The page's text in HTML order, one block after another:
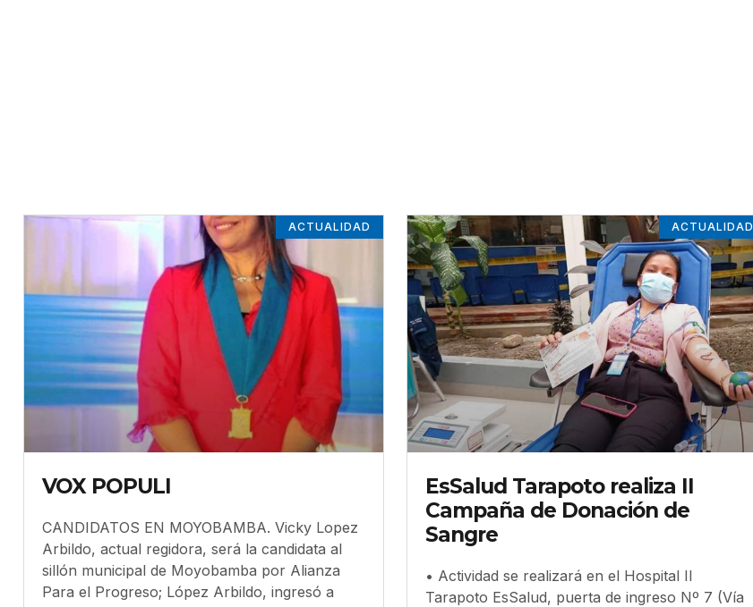
ACTUALIDAD
VOX POPULI
CANDIDATOS EN MOYOBAMBA. Vicky Lopez
Arbildo, actual regidora, será la candidata al
sillón municipal de Moyobamba por Alianza
Para el Progreso; López Arbildo, ingresó a
ACTUALIDAD
EsSalud Tarapoto realiza II
Campaña de Donación de
Sangre
• Actividad se realizará en el Hospital II
Tarapoto EsSalud, puerta de ingreso Nº 7 (Vía